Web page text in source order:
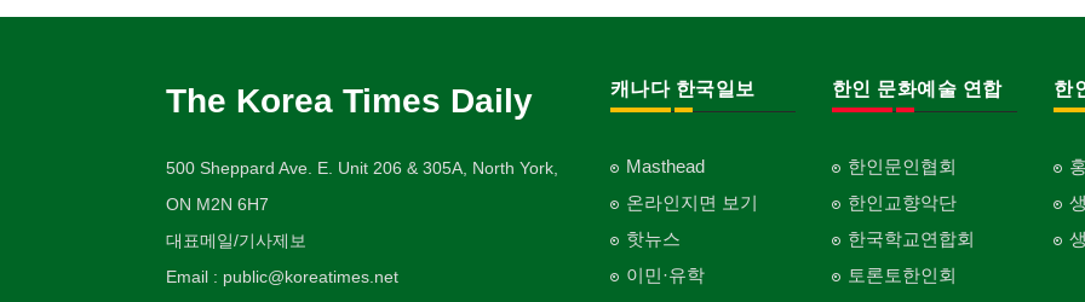
The Korea Times Daily
500 Sheppard Ave. E. Unit 206 & 305A, North York,
ON M2N 6H7
대표메일/기사제보
Email : public@koreatimes.net
캐나다 한국일보
Masthead
온라인지면 보기
핫뉴스
이민·유학
한인 문화예술 연합
한인문인협회
한인교향악단
한국학교연합회
토론토한인회
한